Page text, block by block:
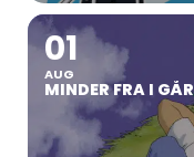
01
AUG
MINDER FRA I